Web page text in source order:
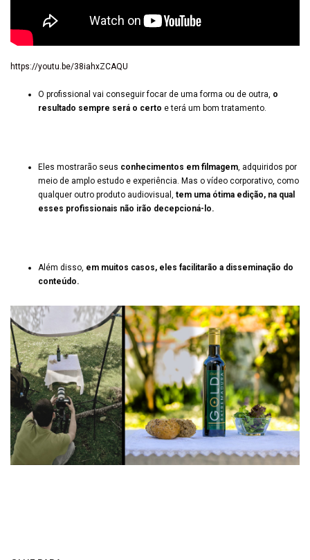
https://youtu.be/38iahxZCAQU
O profissional vai conseguir focar de uma forma ou de outra, o
resultado sempre será o certo e terá um bom tratamento.
Eles mostrarão seus conhecimentos em filmagem, adquiridos por
meio de amplo estudo e experiência. Mas o vídeo corporativo, como
qualquer outro produto audiovisual, tem uma ótima edição, na qual
esses profissionais não irão decepcioná-lo.
Além disso, em muitos casos, eles facilitarão a disseminação do
conteúdo.